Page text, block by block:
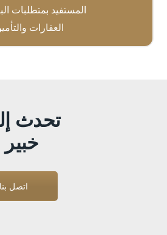
المستفيد بمتطلبات
العقارات
تحدث
خبير
اتصل بنا